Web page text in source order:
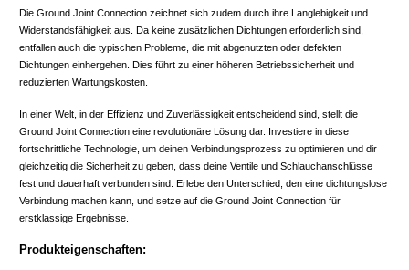
Die Ground Joint Connection zeichnet sich zudem durch ihre Langlebigkeit und
Widerstandsfähigkeit aus. Da keine zusätzlichen Dichtungen erforderlich sind,
entfallen auch die typischen Probleme, die mit abgenutzten oder defekten
Dichtungen einhergehen. Dies führt zu einer höheren Betriebssicherheit und
reduzierten Wartungskosten.
In einer Welt, in der Effizienz und Zuverlässigkeit entscheidend sind, stellt die
Ground Joint Connection eine revolutionäre Lösung dar. Investiere in diese
fortschrittliche Technologie, um deinen Verbindungsprozess zu optimieren und dir
gleichzeitig die Sicherheit zu geben, dass deine Ventile und Schlauchanschlüsse
fest und dauerhaft verbunden sind. Erlebe den Unterschied, den eine dichtungslose
Verbindung machen kann, und setze auf die Ground Joint Connection für
erstklassige Ergebnisse.
Produkteigenschaften: